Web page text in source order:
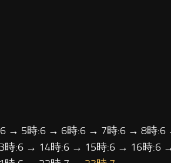
→ 5時:6 → 6時:6 → 7時:6 → 8時:6
:6 → 14時:6 → 15時:6 → 16時:6